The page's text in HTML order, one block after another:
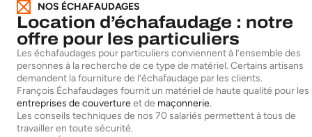
NOS ÉCHAFAUDAGES
Location d’échafaudage : notre
offre pour les particuliers
Les échafaudages pour particuliers conviennent à l’ensemble des
personnes à la recherche de ce type de matériel. Certains artisans
demandent la fourniture de l’échafaudage par les clients.
François Échafaudages fournit un matériel de haute qualité pour les
entreprises de couvertureet de maçonnerie.
Les conseils techniques de nos 70 salariés permettent à tous de
travailler en toute sécurité.